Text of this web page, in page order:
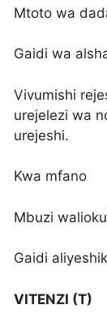
Mtoto wa
Gaidi wa
Vivumishi
urejelezi wa
urejeshi.
Kwa mfano
Mbuzi
Gaidi
VITENZI (T)